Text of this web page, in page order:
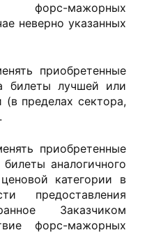
мажорных
неверно указанных
приобретенные
билеты лучшей или
(в пределах сектора,
приобретенные
аналогичного
категории в
предоставления
Заказчиком
форс-мажорных